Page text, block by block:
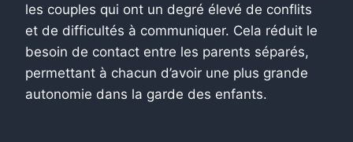
les couples qui ont un degré élevé de conflits
et de difficultés à communiquer. Cela réduit le
besoin de contact entre les parents séparés,
permettant à chacun d’avoir une plus grande
autonomie dans la garde des enfants.